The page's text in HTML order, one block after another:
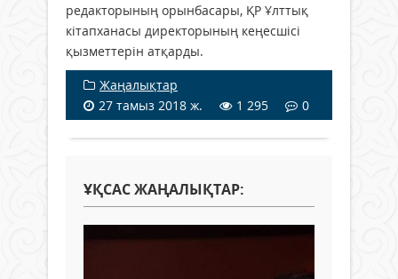
редакторының орынбасары, ҚР Ұлттық
кітапханасы директорының кеңесшісі
қызметтерін атқарды.
Жаңалықтар
27 тамыз 2018 ж.
1 295 0
ҰҚСАС ЖАҢАЛЫҚТАР: